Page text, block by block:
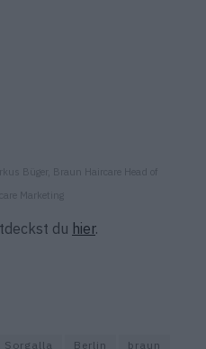
Büger, Braun Haircare Head of
Marketing
du hier.
Sorgalla Berlin
braun